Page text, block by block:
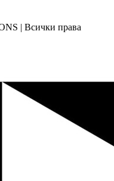
| Всички права